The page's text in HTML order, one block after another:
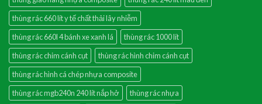
thùng rác 660 lít y tế chất thải lây nhiễm
thùng rác 660l 4 bánh xe xanh lá
thùng rác 1000 lít
thùng rác chim cánh cụt
thùng rác hình chim cánh cụt
thùng rác hình cá chép nhựa composite
thùng rác mgb240n 240 lít nắp hở
thùng rác nhựa